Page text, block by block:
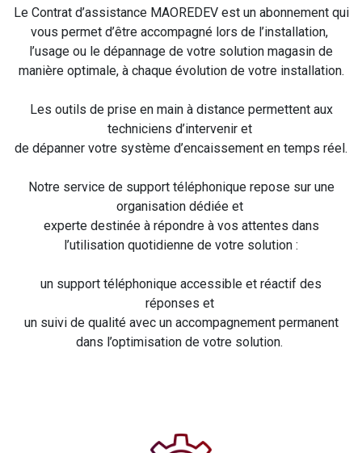
Le Contrat d’assistance MAOREDEV est un abonnement qui
vous permet d’être accompagné lors de l’installation,
l’usage ou le dépannage de votre solution magasin de
manière optimale, à chaque évolution de votre installation.
Les outils de prise en main à distance permettent aux
techniciens d’intervenir et
de dépanner votre système d’encaissement en temps réel.
Notre service de support téléphonique repose sur une
organisation dédiée et
experte destinée à répondre à vos attentes dans
l’utilisation quotidienne de votre solution :
un support téléphonique accessible et réactif des
réponses et
un suivi de qualité avec un accompagnement permanent
dans l’optimisation de votre solution.